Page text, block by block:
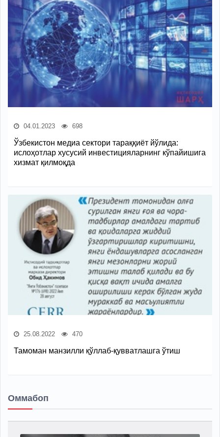
04.01.2023 698
Ўзбекистон медиа сектори тараққиёт йўлида:
ислоҳотлар хусусий инвестицияларнинг кўпайишига
хизмат қилмоқда
25.08.2022 470
Тамоман манзилли қўллаб-қувватлашга ўтиш
Оммабоп